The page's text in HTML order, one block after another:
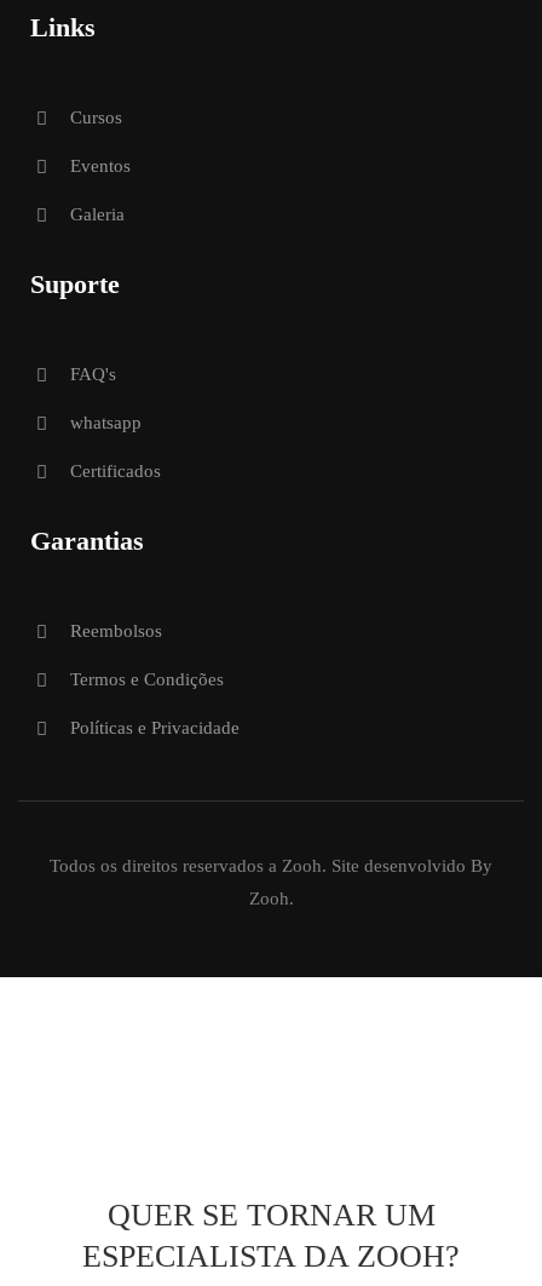
Links
Cursos
Eventos
Galeria
Suporte
FAQ's
whatsapp
Certificados
Garantias
Reembolsos
Termos e Condições
Políticas e Privacidade
Todos os direitos reservados a Zooh. Site desenvolvido By
Zooh.
QUER SE TORNAR UM
ESPECIALISTA DA ZOOH?